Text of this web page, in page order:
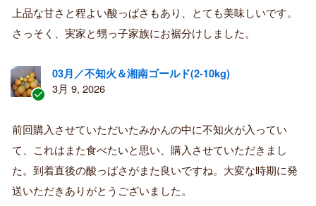
者
上品な甘さと程よい酸っぱさもあり、とても美味しいです。
さっそく、実家と甥っ子家族にお裾分けしました。
証
済
み
購
者
03月／不知火＆湘南ゴールド(2-10kg)
3月 9, 2026
前回購入させていただいたみかんの中に不知火が入ってい
て、これはまた食べたいと思い、購入させていただきまし
た。到着直後の酸っぱさがまた良いですね。大変な時期に発
送いただきありがとうございました。